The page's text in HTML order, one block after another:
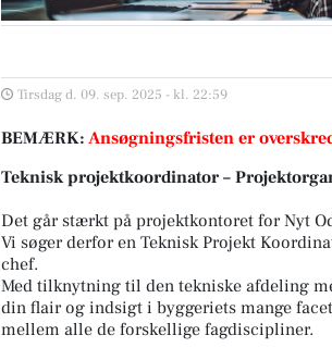
Tirsdag d. 09. sep. 2025 - kl. 22:59
BEMÆRK: Ansøgningsfristen er
Teknisk projektkoordinator –
Det går stærkt på projektkontoret for Nyt
Vi søger derfor en Teknisk Projekt
chef.
Med tilknytning til den tekniske afdeling
din flair og indsigt i byggeriets mange
mellem alle de forskellige fagdiscipliner.